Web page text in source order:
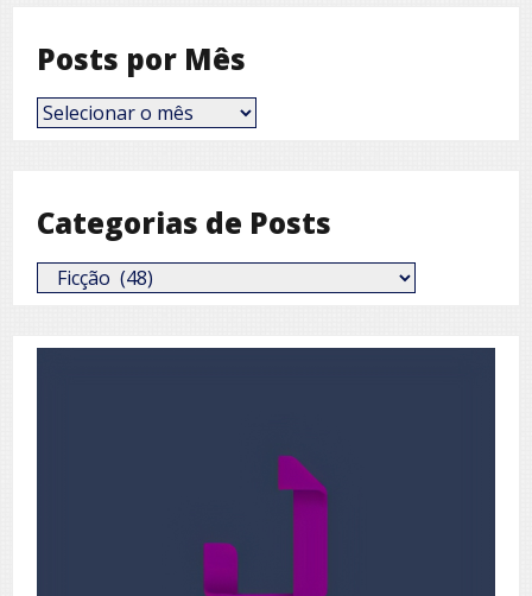
Posts por Mês
Posts
por
Categorias de Posts
Categorias
de